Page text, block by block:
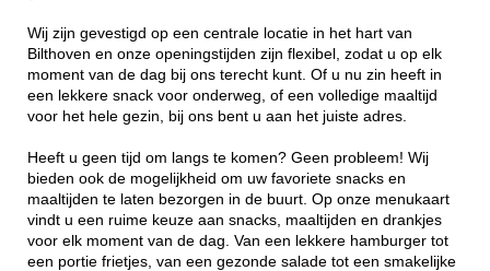
Wij zijn gevestigd op een centrale locatie in het hart van
Bilthoven en onze openingstijden zijn flexibel, zodat u op elk
moment van de dag bij ons terecht kunt. Of u nu zin heeft in
een lekkere snack voor onderweg, of een volledige maaltijd
voor het hele gezin, bij ons bent u aan het juiste adres.
Heeft u geen tijd om langs te komen? Geen probleem! Wij
bieden ook de mogelijkheid om uw favoriete snacks en
maaltijden te laten bezorgen in de buurt. Op onze menukaart
vindt u een ruime keuze aan snacks, maaltijden en drankjes
voor elk moment van de dag. Van een lekkere hamburger tot
een portie frietjes, van een gezonde salade tot een smakelijke